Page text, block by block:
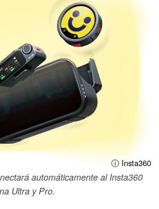
ⓘ Insta360
automáticamente al Insta360
Ultra y Pro.